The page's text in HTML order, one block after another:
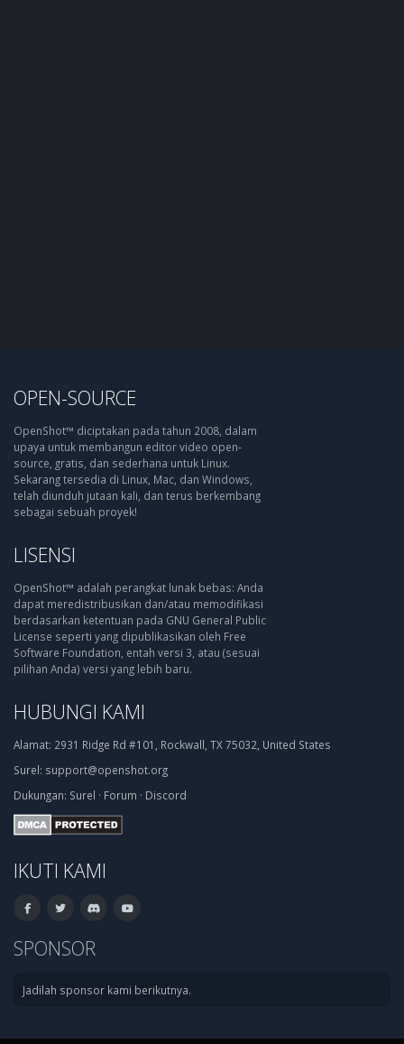
OPEN-SOURCE
OpenShot™ diciptakan pada tahun 2008, dalam
upaya untuk membangun editor video open-
source, gratis, dan sederhana untuk Linux.
Sekarang tersedia di Linux, Mac, dan Windows,
telah diunduh jutaan kali, dan terus berkembang
sebagai sebuah proyek!
LISENSI
OpenShot™ adalah perangkat lunak bebas: Anda
dapat meredistribusikan dan/atau memodifikasi
berdasarkan ketentuan pada GNU General Public
License seperti yang dipublikasikan oleh Free
Software Foundation, entah versi 3, atau (sesuai
pilihan Anda) versi yang lebih baru.
HUBUNGI KAMI
Alamat: 2931 Ridge Rd #101, Rockwall, TX 75032, United States
Surel: support@openshot.org
Dukungan: Surel · Forum · Discord
IKUTI KAMI
SPONSOR
Jadilah sponsor kami berikutnya.